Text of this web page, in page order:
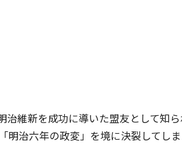
治維新を成功に導いた盟友として知
明治六年の政変」を境に決裂してしま